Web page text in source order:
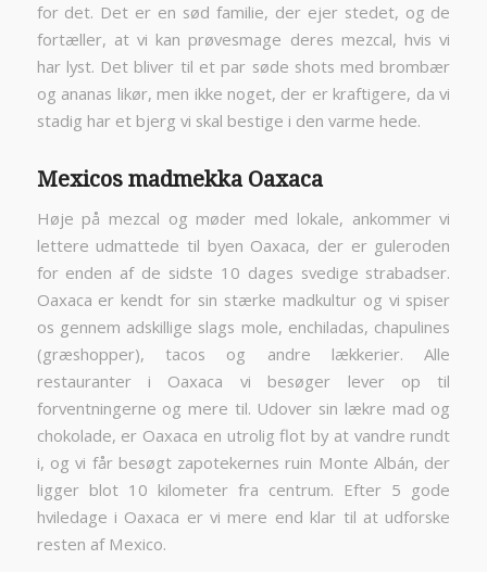
for det. Det er en sød familie, der ejer stedet, og de
fortæller, at vi kan prøvesmage deres mezcal, hvis vi
har lyst. Det bliver til et par søde shots med brombær
og ananas likør, men ikke noget, der er kraftigere, da vi
stadig har et bjerg vi skal bestige i den varme hede.
Mexicos madmekka Oaxaca
Høje på mezcal og møder med lokale, ankommer vi
lettere udmattede til byen Oaxaca, der er guleroden
for enden af de sidste 10 dages svedige strabadser.
Oaxaca er kendt for sin stærke madkultur og vi spiser
os gennem adskillige slags mole, enchiladas, chapulines
(græshopper), tacos og andre lækkerier. Alle
restauranter i Oaxaca vi besøger lever op til
forventningerne og mere til. Udover sin lækre mad og
chokolade, er Oaxaca en utrolig flot by at vandre rundt
i, og vi får besøgt zapotekernes ruin Monte Albán, der
ligger blot 10 kilometer fra centrum. Efter 5 gode
hviledage i Oaxaca er vi mere end klar til at udforske
resten af Mexico.